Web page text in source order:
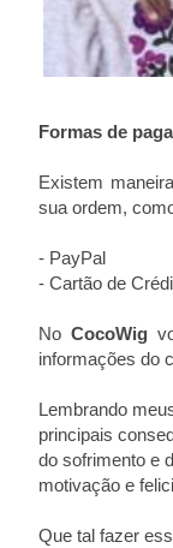
Formas de
Existem
sua ordem,
- PayPal
- Cartão de
No CocoWig
informações do
Lembrando
principais
do sofrimento e
motivação e
Que tal fazer